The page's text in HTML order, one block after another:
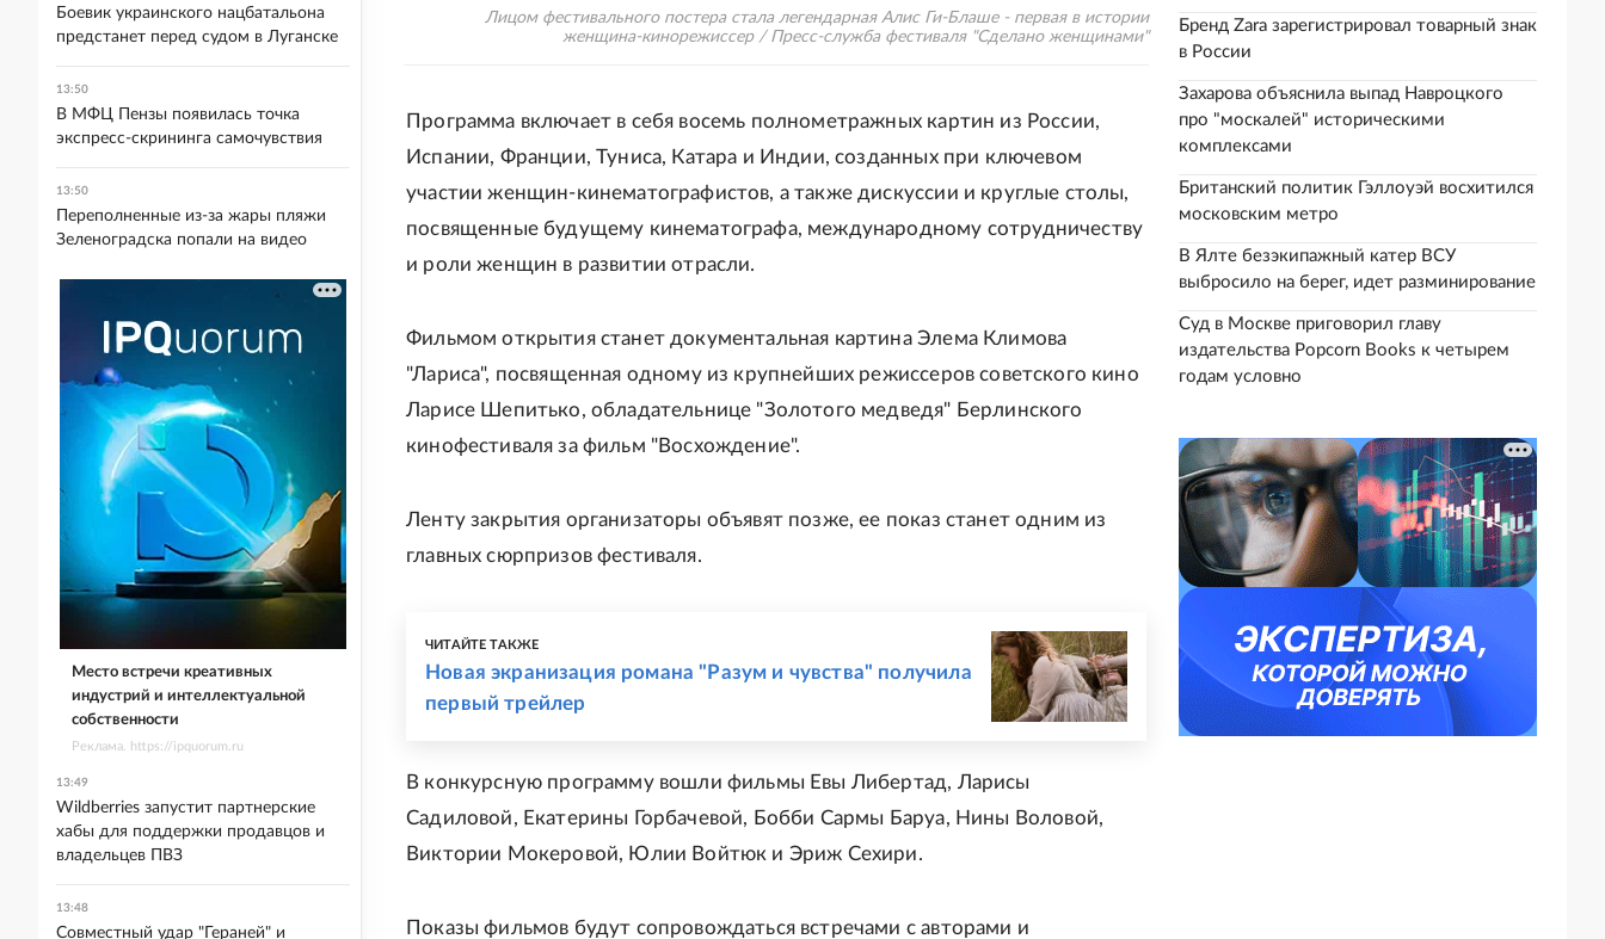
Лицом фестивального постера стала легендарная Алис Ги-Блаше - первая в истории
женщина-кинорежиссер / Пресс-служба фестиваля "Сделано женщинами"
Программа включает в себя восемь полнометражных картин из России,
Испании, Франции, Туниса, Катара и Индии, созданных при ключевом
участии женщин-кинематографистов, а также дискуссии и круглые столы,
посвященные будущему кинематографа, международному сотрудничеству
и роли женщин в развитии отрасли.
Фильмом открытия станет документальная картина Элема Климова
"Лариса", посвященная одному из крупнейших режиссеров советского кино
Ларисе Шепитько, обладательнице "Золотого медведя" Берлинского
кинофестиваля за фильм "Восхождение".
Ленту закрытия организаторы объявят позже, ее показ станет одним из
главных сюрпризов фестиваля.
ЧИТАЙТЕ ТАКЖЕ
Новая экранизация романа "Разум и чувства" получила
первый трейлер
В конкурсную программу вошли фильмы Евы Либертад, Ларисы
Садиловой, Екатерины Горбачевой, Бобби Сармы Баруа, Нины Воловой,
Виктории Мокеровой, Юлии Войтюк и Эриж Сехири.
Показы фильмов будут сопровождаться встречами с авторами и
Бренд Zara зарегистрировал товарный знак
в России
Захарова объяснила выпад Навроцкого
про "москалей" историческими
комплексами
Британский политик Гэллоуэй восхитился
московским метро
В Ялте безэкипажный катер ВСУ
выбросило на берег, идет разминирование
Суд в Москве приговорил главу
издательства Popcorn Books к четырем
годам условно
Боевик украинского нацбатальона
предстанет перед судом в Луганске
13:50
В МФЦ Пензы появилась точка
экспресс-скрининга самочувствия
13:50
Переполненные из-за жары пляжи
Зеленоградска попали на видео
Место встречи креативных
индустрий и интеллектуальной
собственности
Реклама. https://ipquorum.ru
13:49
Wildberries запустит партнерские
хабы для поддержки продавцов и
владельцев ПВЗ
13:48
Совместный удар "Гераней" и